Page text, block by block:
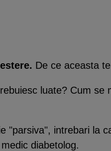
De ce aceasta
luate? Cum se
"parsiva", intrebari la
diabetolog.